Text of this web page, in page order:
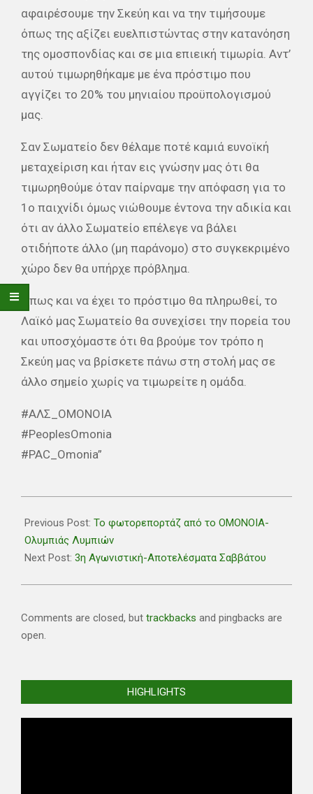
αφαιρέσουμε την Σκεύη και να την τιμήσουμε
όπως της αξίζει ευελπιστώντας στην κατανόηση
της ομοσπονδίας και σε μια επιεική τιμωρία. Αντ’
αυτού τιμωρηθήκαμε με ένα πρόστιμο που
αγγίζει το 20% του μηνιαίου προϋπολογισμού
μας.
Σαν Σωματείο δεν θέλαμε ποτέ καμιά ευνοϊκή
μεταχείριση και ήταν εις γνώσην μας ότι θα
τιμωρηθούμε όταν παίρναμε την απόφαση για το
1ο παιχνίδι όμως νιώθουμε έντονα την αδικία και
ότι αν άλλο Σωματείο επέλεγε να βάλει
οτιδήποτε άλλο (μη παράνομο) στο συγκεκριμένο
χώρο δεν θα υπήρχε πρόβλημα.
Όπως και να έχει το πρόστιμο θα πληρωθεί, το
Λαϊκό μας Σωματείο θα συνεχίσει την πορεία του
και υποσχόμαστε ότι θα βρούμε τον τρόπο η
Σκεύη μας να βρίσκετε πάνω στη στολή μας σε
άλλο σημείο χωρίς να τιμωρείτε η ομάδα.
#ΑΛΣ_ΟΜΟΝΟΙΑ
#PeoplesOmonia
#PAC_Omonia”
10-
02
Previous Post: Το φωτορεπορτάζ από το ΟΜΟΝΟΙΑ-
Ολυμπιάς Λυμπιών
Next Post: 3η Αγωνιστική-Αποτελέσματα Σαββάτου
Comments are closed, but trackbacks and pingbacks are
open.
HIGHLIGHTS